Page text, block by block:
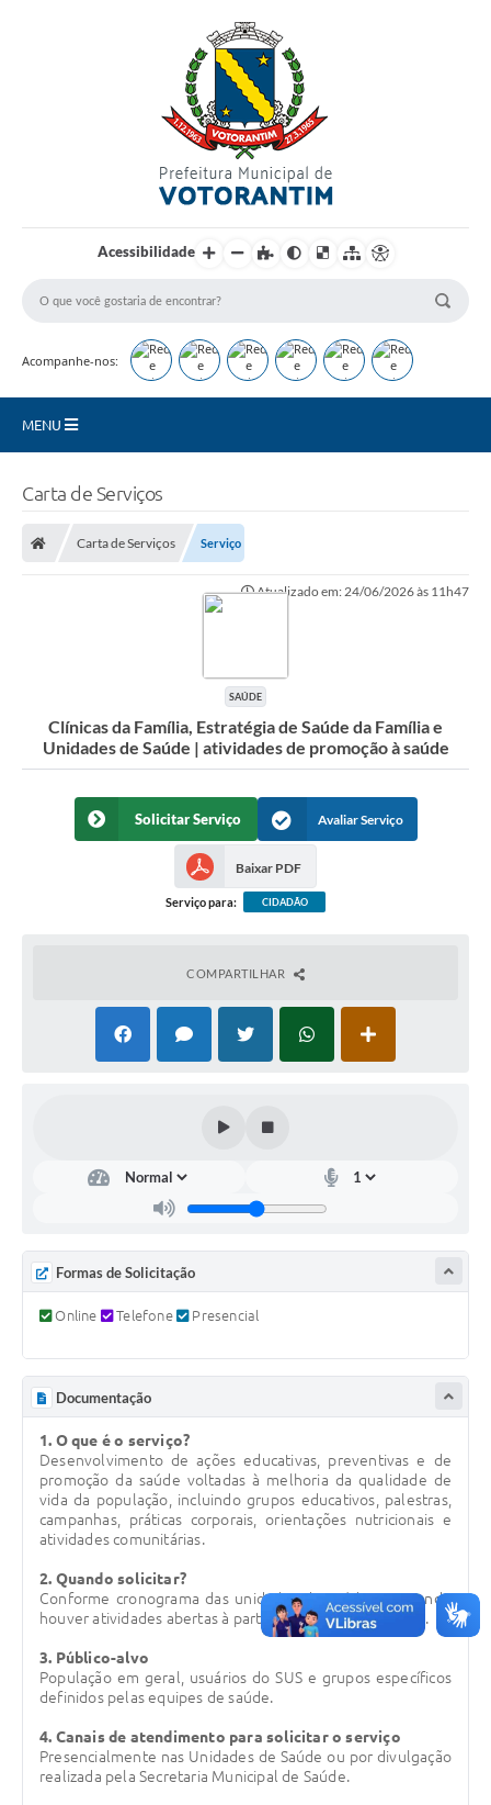
Acessibilidade
Acompanhe-nos:
MENU
Perguntas e Respostas Frequentes
Selo Verde
Compra Direta
Empreendedor
Pesquisa Dificuldades no Licenciamento de Empresas
Plano Municipal de Saneamento Básico
Manual para arquivo de remessa – NFSe
Lei de Acesso à Informação
Galeria de Vídeos
Legislação
IPTU Selo Verde
Notícias
Carta de Serviços
Carta de Serviços Serviço
Atualizado em: 24/06/2026 às 11h47
SAÚDE
Clínicas da Família, Estratégia de Saúde da Família e
Unidades de Saúde | atividades de promoção à saúde
Solicitar Serviço Avaliar Serviço
Baixar PDF
Serviço para: CIDADÃO
COMPARTILHAR
Formas de Solicitação
Online Telefone Presencial
Documentação
1. O que é o serviço?
Desenvolvimento de ações educativas, preventivas e de
promoção da saúde voltadas à melhoria da qualidade de
vida da população, incluindo grupos educativos, palestras,
campanhas, práticas corporais, orientações nutricionais e
atividades comunitárias.
2. Quando solicitar?
Conforme cronograma das unidades de saúde ou quando
houver atividades abertas à participação da comunidade.
3. Público-alvo
População em geral, usuários do SUS e grupos específicos
definidos pelas equipes de saúde.
4. Canais de atendimento para solicitar o serviço
Presencialmente nas Unidades de Saúde ou por divulgação
realizada pela Secretaria Municipal de Saúde.